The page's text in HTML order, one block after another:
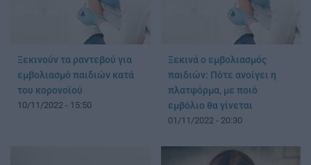
Ξεκινούν τα ραντεβού για
εμβολιασμό παιδιών κατά
του κορονοϊού
10/11/2022 - 15:50
Ξεκινά ο εμβολιασμός
παιδιών: Πότε ανοίγει η
πλατφόρμα, με ποιό
εμβόλιο θα γίνεται
01/11/2022 - 20:30